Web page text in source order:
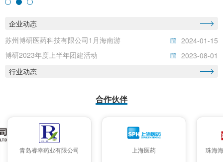
企业动态
苏州博研医药科技有限公司1月海南游
2024-01-15
博研2023年度上半年团建活动
2023-08-01
行业动态
合作伙伴
青岛睿幸药业有限公司 上海医药 珠海海瑞